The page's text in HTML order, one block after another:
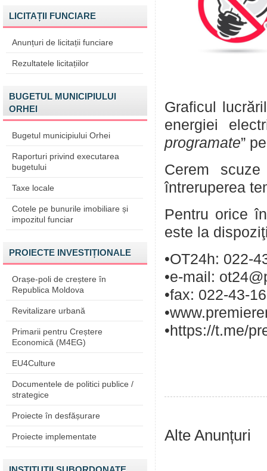
LICITAȚII FUNCIARE
Anunțuri de licitații funciare
Rezultatele licitațiilor
BUGETUL MUNICIPIULUI
ORHEI
Bugetul municipiului Orhei
Raporturi privind executarea
bugetului
Taxe locale
Cotele pe bunurile imobiliare și
impozitul funciar
PROIECTE INVESTIȚIONALE
Orașe-poli de creștere în
Republica Moldova
Revitalizare urbană
Primarii pentru Creștere
Economică (M4EG)
EU4Culture
Documentele de politici publice /
strategice
Proiecte în desfășurare
Proiecte implementate
Graficul
energiei
programate”
Cerem
întreruperea
Pentru orice
este la
•OT24h: 022-
•e-mail:
•fax: 022-43-
•https://t.me/
Alte Anunțuri